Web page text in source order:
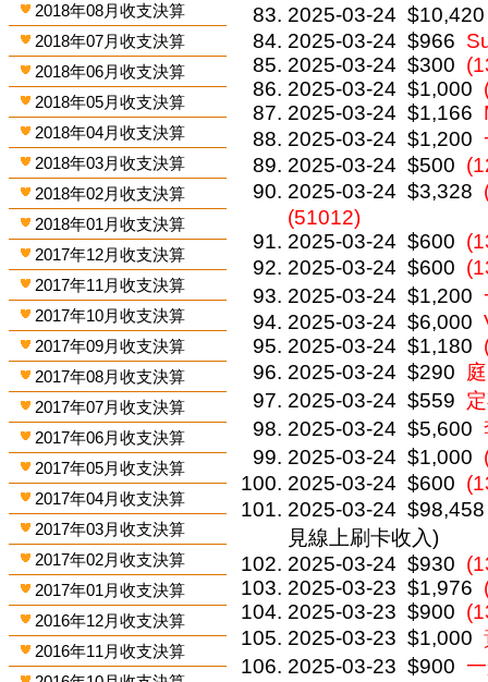
2018年08月收支決算
2018年07月收支決算
2018年06月收支決算
2018年05月收支決算
2018年04月收支決算
2018年03月收支決算
2018年02月收支決算
2018年01月收支決算
2017年12月收支決算
2017年11月收支決算
2017年10月收支決算
2017年09月收支決算
2017年08月收支決算
2017年07月收支決算
2017年06月收支決算
2017年05月收支決算
2017年04月收支決算
2017年03月收支決算
2017年02月收支決算
2017年01月收支決算
2016年12月收支決算
2016年11月收支決算
2025-03-24 $10,420
2025-03-24 $966
2025-03-24 $300
2025-03-24 $1,000
2025-03-24 $1,166
2025-03-24 $1,200
2025-03-24 $500
2025-03-24 $3,328
(51012)
2025-03-24 $600
2025-03-24 $600
2025-03-24 $1,200
2025-03-24 $6,000
2025-03-24 $1,180
2025-03-24 $290 庭
2025-03-24 $559
2025-03-24 $5,600
2025-03-24 $1,000
2025-03-24 $600
2025-03-24 $98,458
見線上刷卡收入)
2025-03-24 $930
2025-03-23 $1,976
2025-03-23 $900
2025-03-23 $1,000
2025-03-23 $900